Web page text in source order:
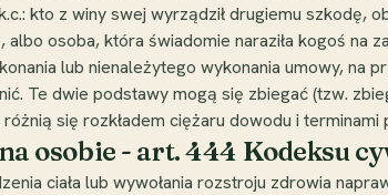
kto z winy swej wyrządził drugiemu szkodę,
osoba, która świadomie naraziła kogoś na
lub nienależytego wykonania umowy, na
Te dwie podstawy mogą się zbiegać (tzw.
się rozkładem ciężaru dowodu i terminami
osobie - art. 444 Kodeksu
ciała lub wywołania rozstroju zdrowia